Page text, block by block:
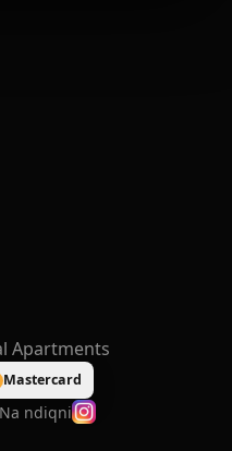
Apartments
Mastercard
Na ndiqni